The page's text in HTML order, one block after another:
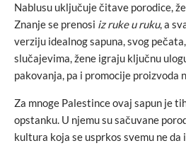
Nablusu uključuje čitave porodice,
Znanje se prenosi iz ruke u ruku, a
verziju idealnog sapuna, svog
slučajevima, žene igraju ključnu
pakovanja, pa i promocije
Za mnoge Palestince ovaj sapun je
opstanku. U njemu su sačuvane
kultura koja se usprkos svemu ne da